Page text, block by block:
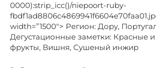
0000):strip_icc()/niepoort-ruby-
width=”1500″> Регион: Дору,
Дегустационные заметки: Красные
фрукты, Вишня, Сушеный инжир